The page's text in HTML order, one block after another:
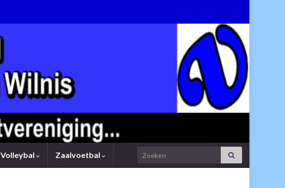
Volleybal Zaalvoetbal Search for: